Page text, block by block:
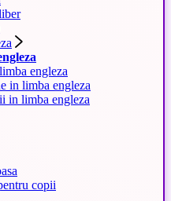
engleza
in limba engleza
in limba engleza
copii